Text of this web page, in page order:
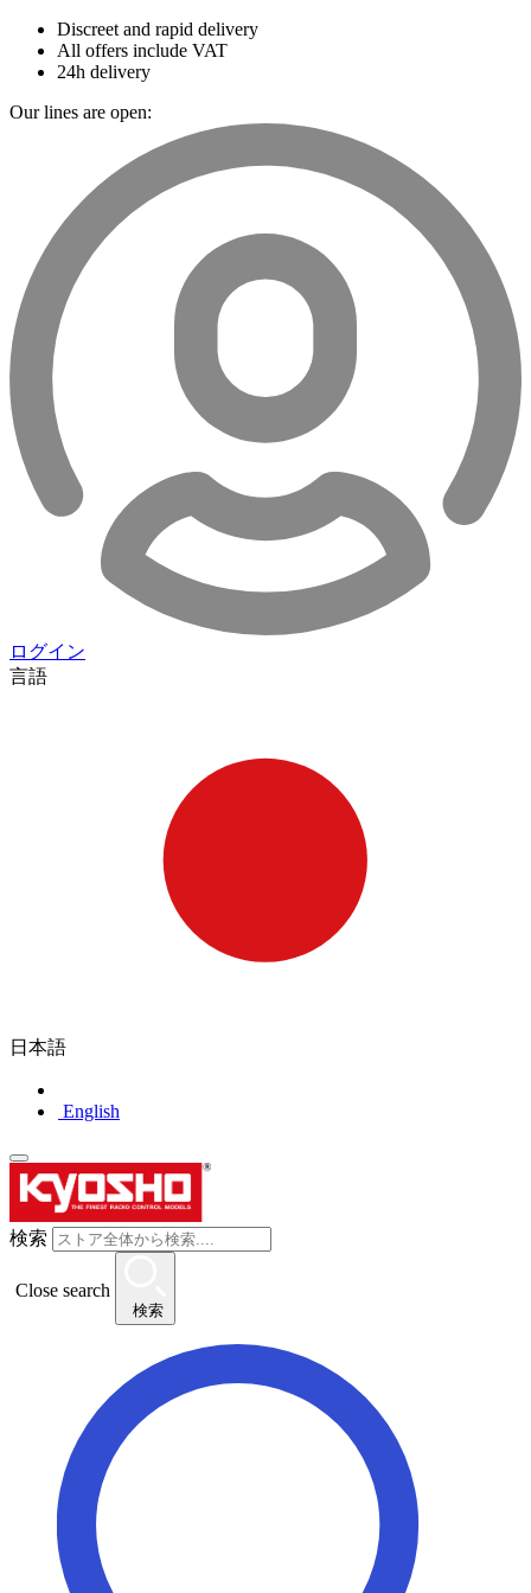
Discreet and rapid delivery
All offers include VAT
24h delivery
Our lines are open:
ログイン
言語
日本語
English
検索
Close search
検索